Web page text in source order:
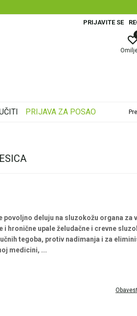
PRIJAVITE SE
PRIJAVA ZA POSAO
deluju na sluzokožu organa za
hronične upale želudačne i crevne
tegoba, protiv nadimanja i za
medicini, ...